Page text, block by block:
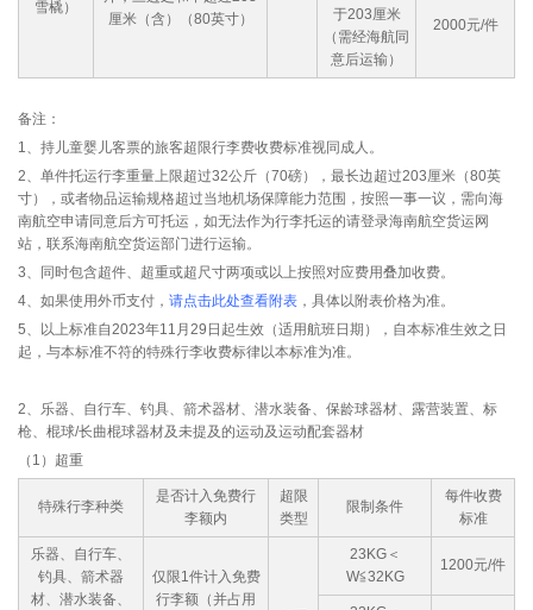
雪橇）
厘米（含）（80英寸）
于203厘米
（需经海航同
意后运输）
2000元/件
备注：
1、持儿童婴儿客票的旅客超限行李费收费标准视同成人。
2、单件托运行李重量上限超过32公斤（70磅），最长边超过203厘米（80英
寸），或者物品运输规格超过当地机场保障能力范围，按照一事一议，需向海
南航空申请同意后方可托运，如无法作为行李托运的请登录海南航空货运网
站，联系海南航空货运部门进行运输。
3、同时包含超件、超重或超尺寸两项或以上按照对应费用叠加收费。
4、如果使用外币支付， 请点击此处查看附表 ，具体以附表价格为准。
5、以上标准自2023年11月29日起生效（适用航班日期），自本标准生效之日
起，与本标准不符的特殊行李收费标律以本标准为准。
2、乐器、自行车、钓具、箭术器材、潜水装备、保龄球器材、露营装置、标
枪、棍球/长曲棍球器材及未提及的运动及运动配套器材
（1）超重
特殊行李种类
是否计入免费行
李额内
超限
类型
限制条件
每件收费
标准
乐器、自行车、
钓具、箭术器
材、潜水装备、
仅限1件计入免费
行李额（并占用
23KG＜
W≦32KG
1200元/件